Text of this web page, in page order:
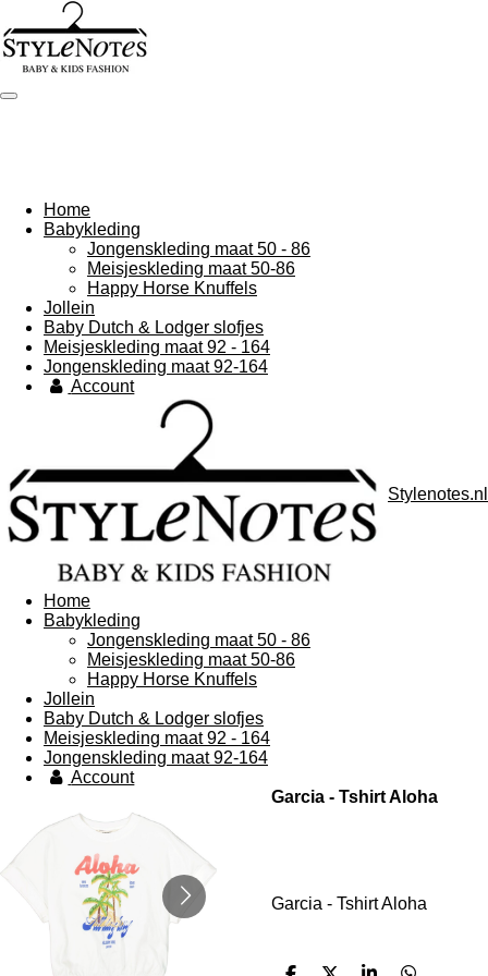
direct
naar
de
hoofdinhoud
Home
Babykleding
Jongenskleding maat 50 - 86
Meisjeskleding maat 50-86
Happy Horse Knuffels
Jollein
Baby Dutch & Lodger slofjes
Meisjeskleding maat 92 - 164
Jongenskleding maat 92-164
Account
Stylenotes.nl
Home
Babykleding
Jongenskleding maat 50 - 86
Meisjeskleding maat 50-86
Happy Horse Knuffels
Jollein
Baby Dutch & Lodger slofjes
Meisjeskleding maat 92 - 164
Jongenskleding maat 92-164
Account
Garcia - Tshirt Aloha
Garcia - Tshirt Aloha